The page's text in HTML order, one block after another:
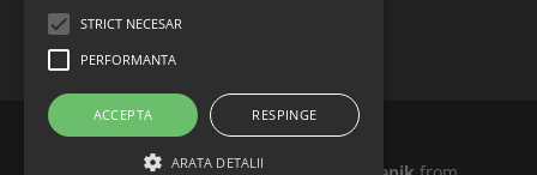
STRICT NECESAR
PERFORMANTA
ACCEPTA RESPINGE
ARATA DETALII